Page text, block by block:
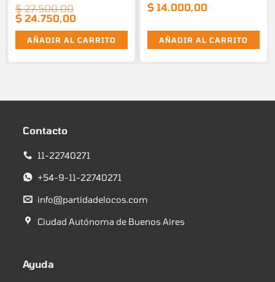
$27.500,00
El
precio
original
era:
$ 27.500,00.
$24.750,00El
precio
actual
es:
$ 24.750,00.
AÑADIR AL CARRITO
$ 14.000,00
AÑADIR AL CARRITO
Contacto
11-22740271
+54-9-11-22740271
info@partidadelocos.com
Ciudad Autónoma de Buenos Aires
Ayuda